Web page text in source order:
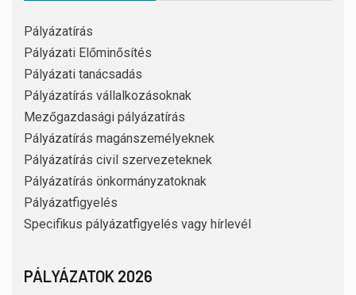
Pályázatírás
Pályázati Előminősítés
Pályázati tanácsadás
Pályázatírás vállalkozásoknak
Mezőgazdasági pályázatírás
Pályázatírás magánszemélyeknek
Pályázatírás civil szervezeteknek
Pályázatírás önkormányzatoknak
Pályázatfigyelés
Specifikus pályázatfigyelés vagy hírlevél
PÁLYÁZATOK 2026